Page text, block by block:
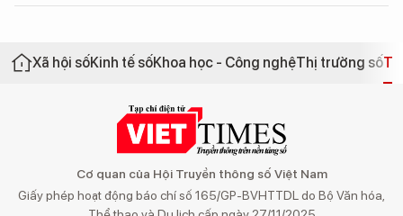
Xã hội sốKinh tế sốKhoa học - Công nghệThị trường số
Cơ quan của Hội Truyền thông số Việt Nam
Giấy phép hoạt động báo chí số 165/GP-BVHTTDL do Bộ Văn hóa,